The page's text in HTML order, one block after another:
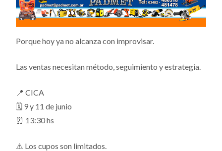
Porque hoy ya no alcanza con improvisar.
Las ventas necesitan método, seguimiento y estrategia.
📍 CICA
🗓️ 9 y 11 de junio
⏰ 13:30 hs
⚠️ Los cupos son limitados.